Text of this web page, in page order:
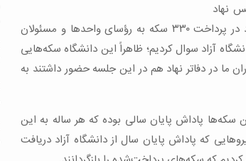
نهاد
نمایندگی رهبری در دانشگاه‌ها درباره اقدام دانشگاه آزاد در پرداخت ۳۳۰ سکه به رؤسای واحدها و مسئولان
آزاد سوال کردیم؛ ظاهراً این دانشگاه سکه‌هایی
ما در دفاتر نهاد هم در این جلسه حضور داشتند به
سکه‌ها پاداش پایان سالی بوده که هر ساله به این
که پاداش پایان سال از دانشگاه آزاد دریافت